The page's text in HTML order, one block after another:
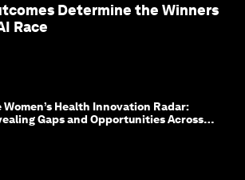
Determine the Winners
Race
Women’s Health Innovation Radar:
Gaps and Opportunities Across